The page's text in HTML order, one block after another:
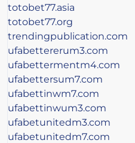
totobet77.asia
totobet77.org
trendingpublication.com
ufabettererum3.com
ufabettermentm4.com
ufabettersum7.com
ufabettinwm7.com
ufabettinwum3.com
ufabetunitedm3.com
ufabetunitedm7.com